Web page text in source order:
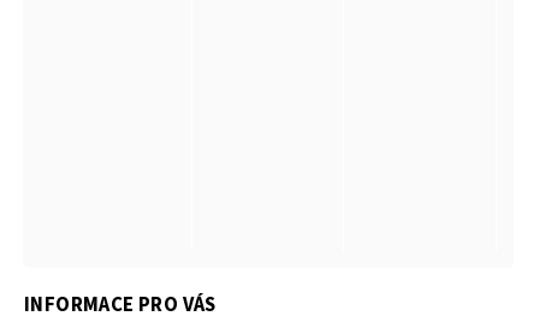
INFORMACE PRO VÁS